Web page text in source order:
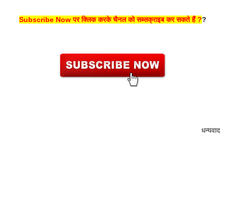
Subscribe Now पर क्लिक करके चैनल को सब्सक्राइब कर सकते हैं ??
धन्यवाद